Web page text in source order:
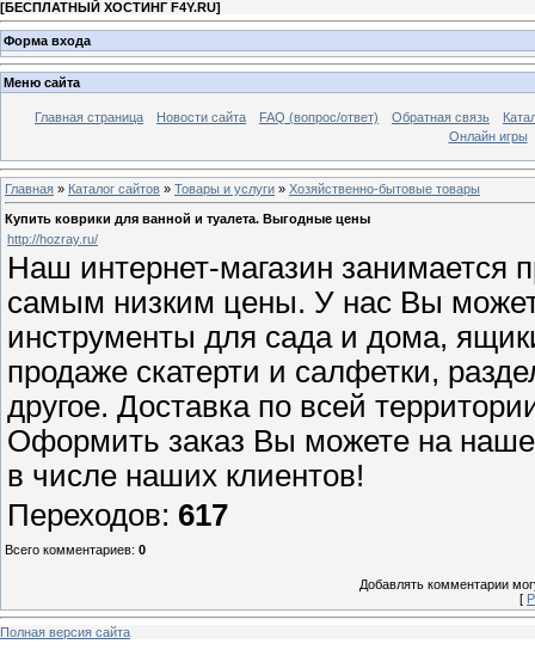
[БЕСПЛАТНЫЙ ХОСТИНГ F4Y.RU]
Форма входа
Меню сайта
Главная страница Новости сайта FAQ (вопрос/ответ) Обратная связь
Онлайн игры
Главная » Каталог сайтов » Товары и услуги » Хозяйственно-бытовые товары
Купить коврики для ванной и туалета. Выгодные цены
http://hozray.ru/
Наш интернет-магазин занимается
самым низким цены. У нас Вы
инструменты для сада и дома,
продаже скатерти и салфетки,
другое. Доставка по всей
Оформить заказ Вы можете на
в числе наших клиентов!
Переходов: 617
Всего комментариев: 0
Добавлять комментарии
[
Полная версия сайта